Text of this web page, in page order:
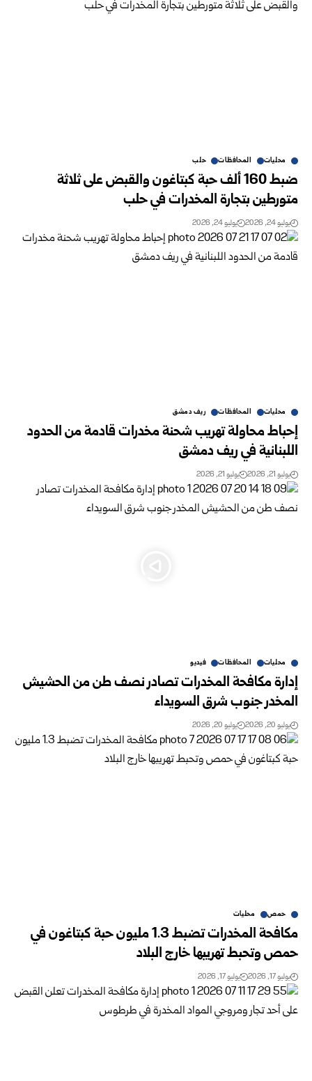
محليات المحافظات حلب
ضبط 160 ألف حبة كبتاغون والقبض على ثلاثة
متورطين بتجارة المخدرات في حلب
يوليو 24, 2026 يوليو 24, 2026
محليات المحافظات ريف دمشق
إحباط محاولة تهريب شحنة مخدرات قادمة من الحدود
اللبنانية في ريف دمشق
يوليو 21, 2026 يوليو 21, 2026
محليات المحافظات فيديو
إدارة مكافحة المخدرات تصادر نصف طن من الحشيش
المخدر جنوب شرق السويداء
يوليو 20, 2026 يوليو 20, 2026
حمص محليات
مكافحة المخدرات تضبط 1.3 مليون حبة كبتاغون في
حمص وتحبط تهريبها ‏خارج البلاد
يوليو 17, 2026 يوليو 17, 2026